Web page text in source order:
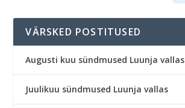
VÄRSKED POSTITUSED
Augusti kuu sündmused Luunja vallas
Juulikuu sündmused Luunja vallas